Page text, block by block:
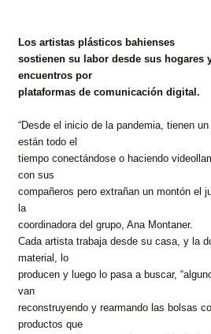
Los artistas plásticos bahienses
sostienen su labor desde sus hogares
encuentros por
plataformas de comunicación digital.
“Desde el inicio de la pandemia, tienen
están todo el
tiempo conectándose o haciendo
con sus
compañeros pero extrañan un montón el
la
coordinadora del grupo, Ana Montaner.
Cada artista trabaja desde su casa, y la
material, lo
producen y luego lo pasa a buscar,
van
reconstruyendo y rearmando las bolsas
productos que